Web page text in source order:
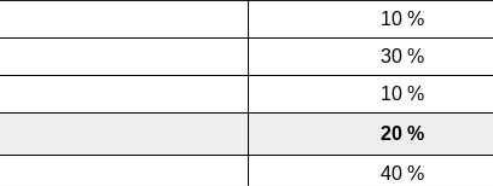
10 %
30 %
10 %
20 %
40 %